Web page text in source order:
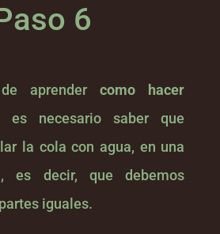
6
aprendercomo hacer
es necesario saber que
la cola con agua, en una
es decir, que debemos
iguales.